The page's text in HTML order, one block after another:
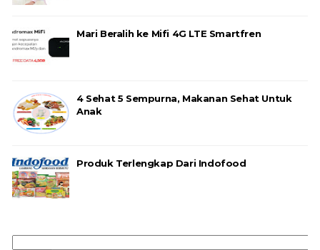
Mari Beralih ke Mifi 4G LTE Smartfren
4 Sehat 5 Sempurna, Makanan Sehat Untuk
Anak
Produk Terlengkap Dari Indofood